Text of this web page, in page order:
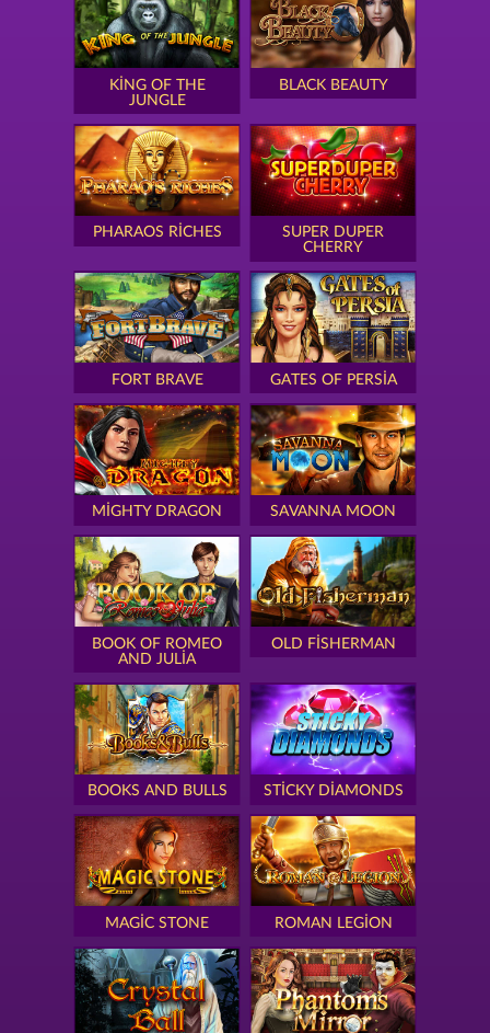
KING OF THE
JUNGLE
BLACK BEAUTY
PHARAOS RICHES
SUPER DUPER
CHERRY
FORT BRAVE GATES OF PERSIA
MIGHTY DRAGON SAVANNA MOON
BOOK OF ROMEO
AND JULIA
OLD FISHERMAN
BOOKS AND BULLS STICKY DIAMONDS
MAGIC STONE ROMAN LEGION